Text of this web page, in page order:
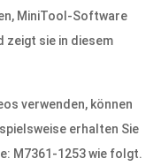
MiniTool-Software
zeigt sie in diesem
verwenden, können
erhalten Sie
M7361-1253 wie folgt.